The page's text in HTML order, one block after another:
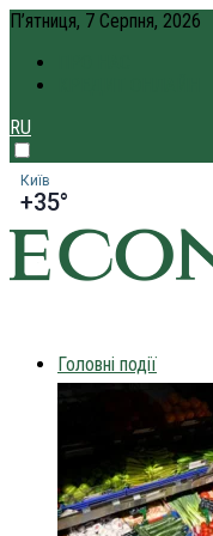
П’ятниця, 7 Серпня, 2026
RU
Київ
+35°
Головні події